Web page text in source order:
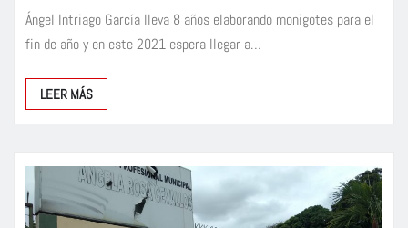
Ángel Intriago García lleva 8 años elaborando monigotes para el
fin de año y en este 2021 espera llegar a…
LEER MÁS